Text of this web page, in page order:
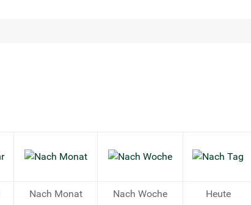
Nach Monat Nach Woche Heute